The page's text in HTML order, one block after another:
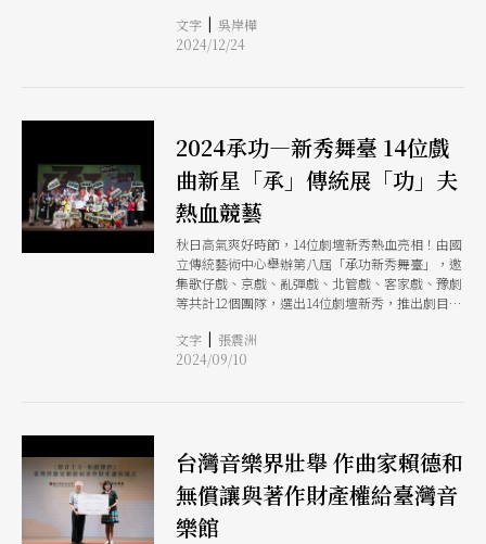
現，首期已完成小咪、孫榮輝、許亞芬、張孟逸等
4位藝師影音，將開放大眾線上觀賞學習。
文字 | 吳岸樺
2024/12/24
2024承功—新秀舞臺 14位戲
曲新星「承」傳統展「功」夫
熱血競藝
秋日高氣爽好時節，14位劇壇新秀熱血亮相！由國
立傳統藝術中心舉辦第八屆「承功新秀舞臺」，邀
集歌仔戲、京戲、亂彈戲、北管戲、客家戲、豫劇
等共計12個團隊，選出14位劇壇新秀，推出劇目既
17日至11月3日連續三週於臺灣戲曲中心小表演廳
上演，同台競藝獻上精采好戲。
文字 | 張震洲
2024/09/10
台灣音樂界壯舉 作曲家賴德和
無償讓與著作財產權給臺灣音
樂館